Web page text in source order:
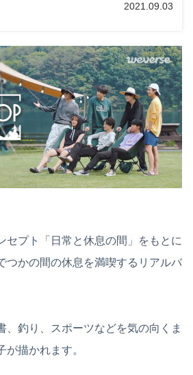
2021.09.03
セプト「日常と休息の間」をもとに
つかの間の休息を満喫するリアルバ
、釣り、スポーツなどを気の向くま
が描かれます。